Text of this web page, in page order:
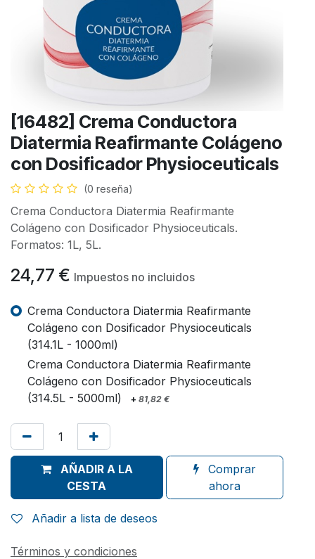
[16482] Crema Conductora
Diatermia Reafirmante Colágeno
con Dosificador Physioceuticals
(0 reseña)
Crema Conductora Diatermia Reafirmante
Colágeno con Dosificador Physioceuticals.
Formatos: 1L, 5L.
24,77 € Impuestos no incluidos
Crema Conductora Diatermia Reafirmante
Colágeno con Dosificador Physioceuticals
(314.1L - 1000ml)
Crema Conductora Diatermia Reafirmante
Colágeno con Dosificador Physioceuticals
(314.5L - 5000ml)
+ 81,82€
AÑADIR A LA
CESTA
Comprar
ahora
Añadir a lista de deseos
Términos y condiciones